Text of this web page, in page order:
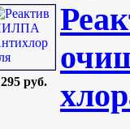
295 руб.